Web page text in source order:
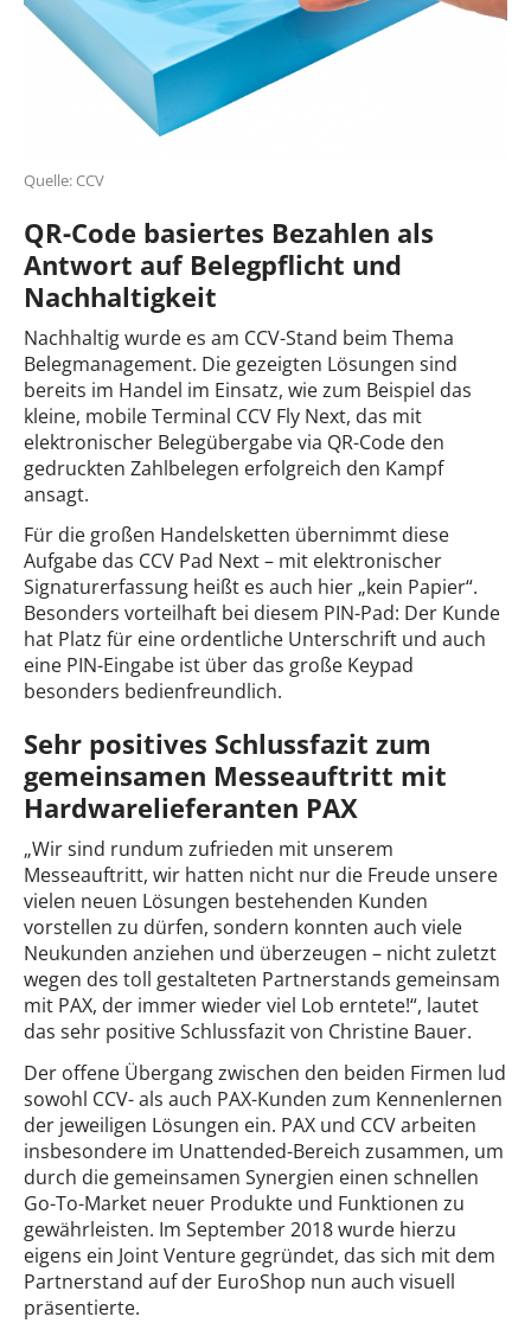
Quelle: CCV
QR-Code basiertes Bezahlen als
Antwort auf Belegpflicht und
Nachhaltigkeit
Nachhaltig wurde es am CCV-Stand beim Thema
Belegmanagement. Die gezeigten Lösungen sind
bereits im Handel im Einsatz, wie zum Beispiel das
kleine, mobile Terminal CCV Fly Next, das mit
elektronischer Belegübergabe via QR-Code den
gedruckten Zahlbelegen erfolgreich den Kampf
ansagt.
Für die großen Handelsketten übernimmt diese
Aufgabe das CCV Pad Next – mit elektronischer
Signaturerfassung heißt es auch hier „kein Papier“.
Besonders vorteilhaft bei diesem PIN-Pad: Der Kunde
hat Platz für eine ordentliche Unterschrift und auch
eine PIN-Eingabe ist über das große Keypad
besonders bedienfreundlich.
Sehr positives Schlussfazit zum
gemeinsamen Messeauftritt mit
Hardwarelieferanten PAX
„Wir sind rundum zufrieden mit unserem
Messeauftritt, wir hatten nicht nur die Freude unsere
vielen neuen Lösungen bestehenden Kunden
vorstellen zu dürfen, sondern konnten auch viele
Neukunden anziehen und überzeugen – nicht zuletzt
wegen des toll gestalteten Partnerstands gemeinsam
mit PAX, der immer wieder viel Lob erntete!“, lautet
das sehr positive Schlussfazit von Christine Bauer.
Der offene Übergang zwischen den beiden Firmen lud
sowohl CCV- als auch PAX-Kunden zum Kennenlernen
der jeweiligen Lösungen ein. PAX und CCV arbeiten
insbesondere im Unattended-Bereich zusammen, um
durch die gemeinsamen Synergien einen schnellen
Go-To-Market neuer Produkte und Funktionen zu
gewährleisten. Im September 2018 wurde hierzu
eigens ein Joint Venture gegründet, das sich mit dem
Partnerstand auf der EuroShop nun auch visuell
präsentierte.